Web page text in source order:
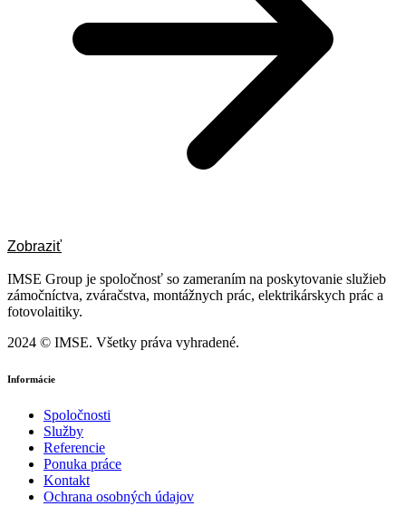
Zobraziť
IMSE Group je spoločnosť so zameraním na poskytovanie služieb
zámočníctva, zváračstva, montážnych prác, elektrikárskych prác a
fotovolaitiky.
2024 © IMSE. Všetky práva vyhradené.
Informácie
Spoločnosti
Služby
Referencie
Ponuka práce
Kontakt
Ochrana osobných údajov